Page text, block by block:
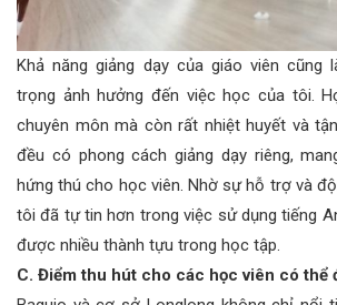
Khả năng giảng dạy của giáo viên cũng
trọng ảnh hưởng đến việc học của tôi.
chuyên môn mà còn rất nhiệt huyết và
đều có phong cách giảng dạy riêng,
hứng thú cho học viên. Nhờ sự hỗ trợ và
tôi đã tự tin hơn trong việc sử dụng tiếng
được nhiều thành tựu trong học tập.
C. Điểm thu hút cho các học viên có thể